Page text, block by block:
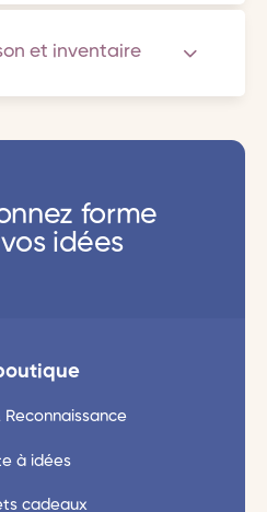
et inventaire
forme
idées
Reconnaissance
à idées
cadeaux